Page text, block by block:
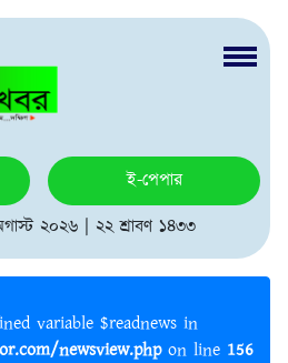
ই-পেপার
২০২৬ | ২২ শ্রাবণ ১৪৩৩
variable $readnews in
newsview.phpon line 156